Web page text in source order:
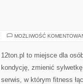
MOŻLIWOŚĆ
12ton.pl to miejsce dla
kondycję, zmienić
serwis, w którym fitness